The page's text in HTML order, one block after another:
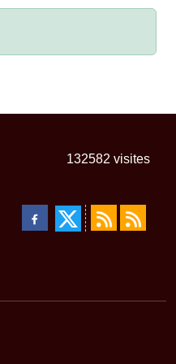
132582 visites